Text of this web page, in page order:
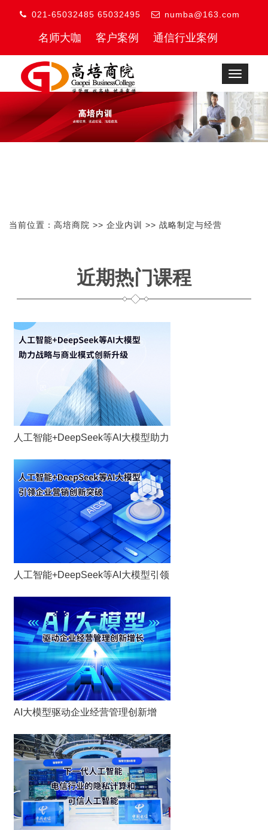
021-65032485 65032495 numba@163.com
名师大咖 客户案例 通信行业案例
Toggle
当前位置： 高培商院 >> 企业内训 >> 战略制定与经营
近期热门课程
人工智能+DeepSeek等AI大模型助力
人工智能+DeepSeek等AI大模型引领
AI大模型驱动企业经营管理创新增